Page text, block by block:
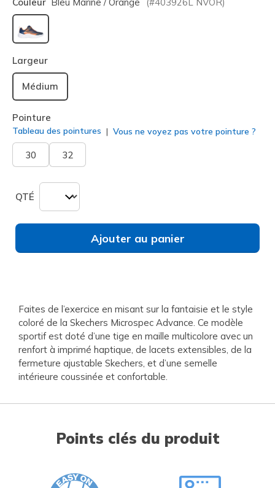
sélectionné
Largeur
Médium
Pointure
Tableau des pointures Vous ne voyez pas votre pointure ?
30 32
QTÉ
Ajouter au panier
Faites de l’exercice en misant sur la fantaisie et le style
coloré de la Skechers Microspec Advance. Ce modèle
sportif est doté d’une tige en maille multicolore avec un
renfort à imprimé haptique, de lacets extensibles, de la
fermeture ajustable Skechers, et d’une semelle
intérieure coussinée et confortable.
Points clés du produit